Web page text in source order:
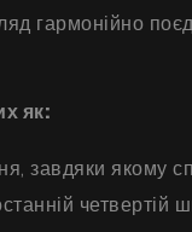
гармонійно
як:
завдяки якому
четвертій